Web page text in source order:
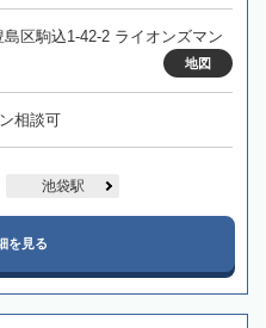
区駒込1-42-2 ライオンズマン
地図
相談可
池袋駅
を見る